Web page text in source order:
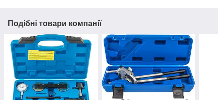
Подібні товари компанії